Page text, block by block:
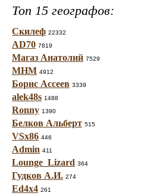
Топ 15 географов:
Скилеф 22332
AD70 7819
Магаз Анатолий 7529
МНМ 4912
Борис Ассеев 3339
alek48s 1488
Ronny 1390
Белков Альберт 515
VSx86 446
Admin 411
Lounge_Lizard 364
Гудков А.И. 274
Ed4x4 261